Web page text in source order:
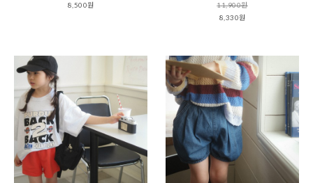
8,500원
11,900원
8,330원